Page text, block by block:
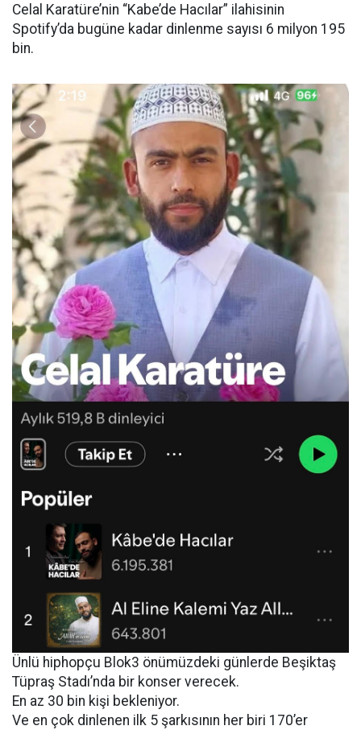
Celal Karatüre’nin “Kabe’de Hacılar” ilahisinin
Spotify’da bugüne kadar dinlenme sayısı 6 milyon 195
bin.
Ünlü hiphopçu Blok3 önümüzdeki günlerde Beşiktaş
Tüpraş Stadı’nda bir konser verecek.
En az 30 bin kişi bekleniyor.
Ve en çok dinlenen ilk 5 şarkısının her biri 170’er